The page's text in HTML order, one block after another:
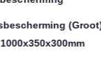
(groot)